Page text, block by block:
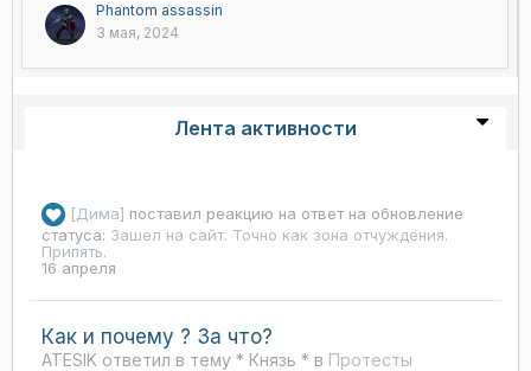
Phantom assassin
3 мая, 2024
Лента активности
[Дима] поставил реакцию на ответ на обновление
статуса: Зашел на сайт. Точно как зона отчуждения.
Припять.
16 апреля
Как и почему ? За что?
ATESIK ответил в тему * Князь * в Протесты